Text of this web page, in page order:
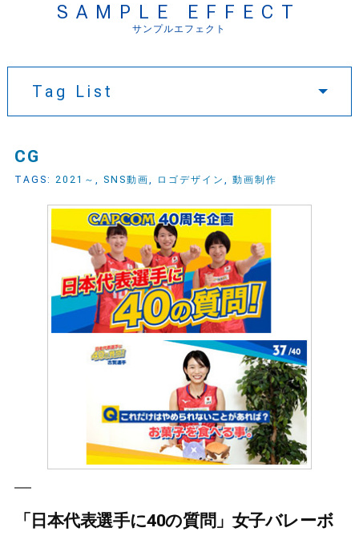
SAMPLE EFFECT
サンプルエフェクト
Tag List
CG
TAGS: 2021～ , SNS動画, ロゴデザイン , 動画制作
「日本代表選手に40の質問」女子バレーボ